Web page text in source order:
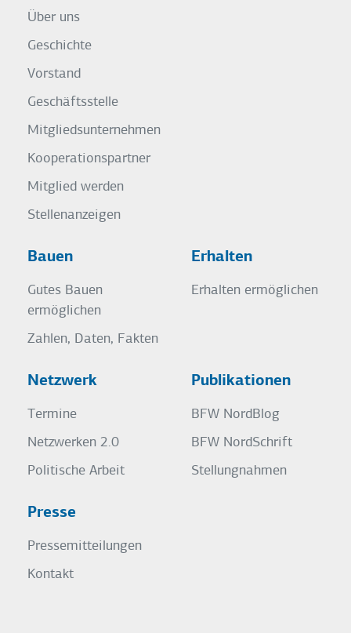
Über uns
Geschichte
Vorstand
Geschäftsstelle
Mitgliedsunternehmen
Kooperationspartner
Mitglied werden
Stellenanzeigen
Bauen
Gutes Bauen
ermöglichen
Zahlen, Daten, Fakten
Erhalten
Erhalten ermöglichen
Netzwerk
Termine
Netzwerken 2.0
Politische Arbeit
Publikationen
BFW NordBlog
BFW NordSchrift
Stellungnahmen
Presse
Pressemitteilungen
Kontakt